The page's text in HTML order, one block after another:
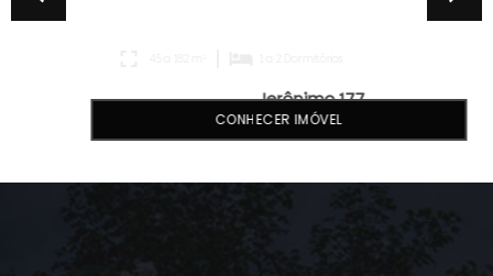
Jerônimo 177
CONHECER IMÓVEL